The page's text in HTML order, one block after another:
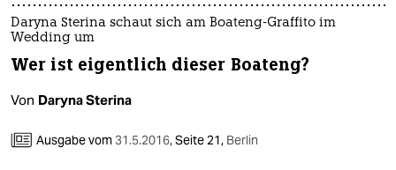
Daryna Sterina schaut sich am Boateng-Graffito im
Wedding um
Wer ist eigentlich dieser Boateng?
Von Daryna Sterina
Ausgabe vom31.5.2016,Seite 21, Berlin